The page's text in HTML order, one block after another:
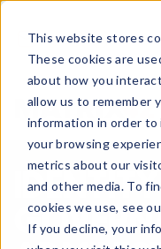
This website stores
These cookies are
about how you
allow us to remember
information in order to
your browsing
metrics about our
and other media. To
cookies we use, see
If you decline, your
To
IDENTITY